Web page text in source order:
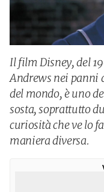
Il film Disney, del
Andrews nei panni
del mondo, è uno
sosta, soprattutto
curiosità che ve lo
maniera diversa.